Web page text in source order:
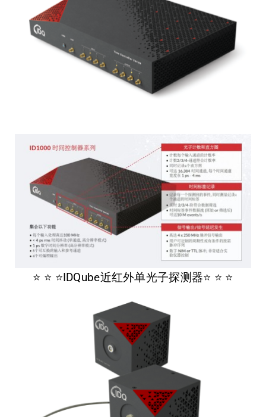
⭐️ ⭐️ ⭐️IDQube近红外单光子探测器⭐️ ⭐️ ⭐️